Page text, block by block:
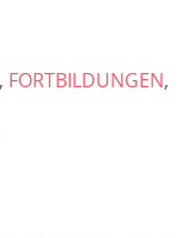
, FORTBILDUNGEN,